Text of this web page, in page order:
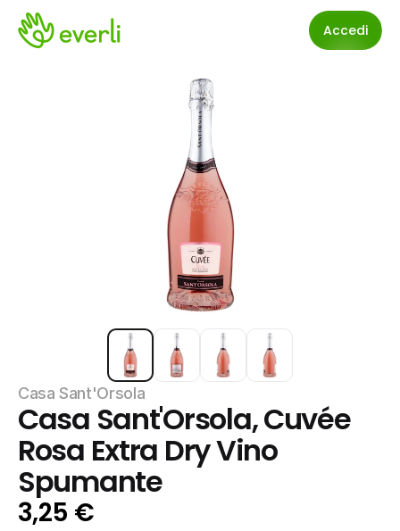
Accedi
Casa Sant'Orsola
Casa Sant'Orsola, Cuvée
Rosa Extra Dry Vino
Spumante
3,25 €